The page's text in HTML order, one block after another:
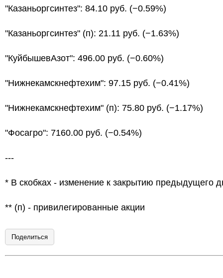
"Казаньоргсинтез": 84.10 руб. (−0.59%)
"Казаньоргсинтез" (п): 21.11 руб. (−1.63%)
"КуйбышевАзот": 496.00 руб. (−0.60%)
"Нижнекамскнефтехим": 97.15 руб. (−0.41%)
"Нижнекамскнефтехим" (п): 75.80 руб. (−1.17%)
"Фосагро": 7160.00 руб. (−0.54%)
---
* В скобках - изменение к закрытию предыдущего
** (п) - привилегированные акции
Поделиться